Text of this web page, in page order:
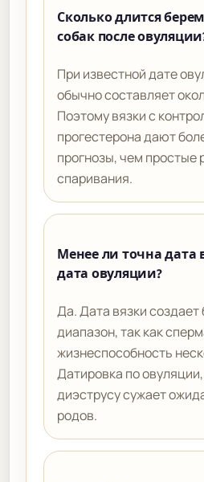
Сколько длится
собак после
При известной дате
обычно составляет
Поэтому вязки с
прогестерона дают
прогнозы, чем простые
спаривания.
Менее ли точна дата
дата овуляции?
Да. Дата вязки
диапазон, так как
жизнеспособность
Датировка по
диэструсу сужает
родов.